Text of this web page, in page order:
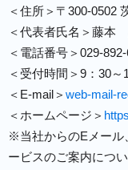
＜住所＞〒300-0502
＜代表者氏名＞藤本
＜電話番号＞029-
＜受付時間＞9：30～
＜E-mail＞ web-mail-
＜ホームページ＞
※当社からのEメール
ービスのご案内につ